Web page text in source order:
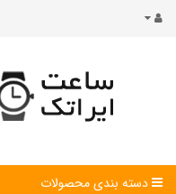
دسته بندی محصولات